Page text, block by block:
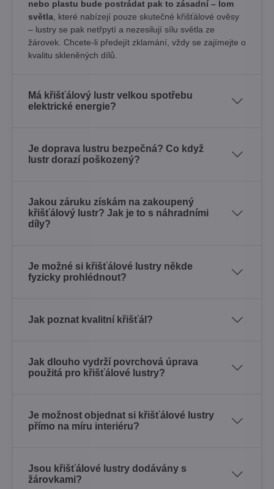
nebo plastu bude postrádat pak to zásadní – lom
světla , které nabízejí pouze skutečné křišťálové ověsy
– lustry se pak netřpytí a nezesilují sílu světla ze
žárovek. Chcete-li předejít zklamání, vždy se zajímejte o
kvalitu skleněných dílů.
Má křišťálový lustr velkou spotřebu
elektrické energie?
Je doprava lustru bezpečná? Co když
lustr dorazí poškozený?
Jakou záruku získám na zakoupený
křišťálový lustr? Jak je to s náhradními
díly?
Je možné si křišťálové lustry někde
fyzicky prohlédnout?
Jak poznat kvalitní křišťál?
Jak dlouho vydrží povrchová úprava
použitá pro křišťálové lustry?
Je možnost objednat si křišťálové lustry
přímo na míru interiéru?
Jsou křišťálové lustry dodávány s
žárovkami?